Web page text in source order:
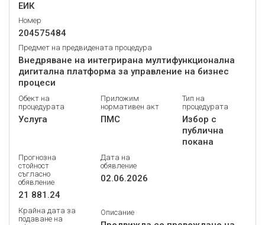
ЕИК
Номер
204575484
Предмет на предвидената процедура
Внедряване на интегрирана мултифункционална
дигитална платформа за управление на бизнес
процеси
Обект на
процедурата
Услуга
Приложим
нормативен акт
ПМС
Тип на
процедурата
Избор с
публична
покана
Прогнозна
стойност
съгласно
обявление
21 881.24
Дата на
обявление
02.06.2026
Крайна дата за
подаване на
Описание